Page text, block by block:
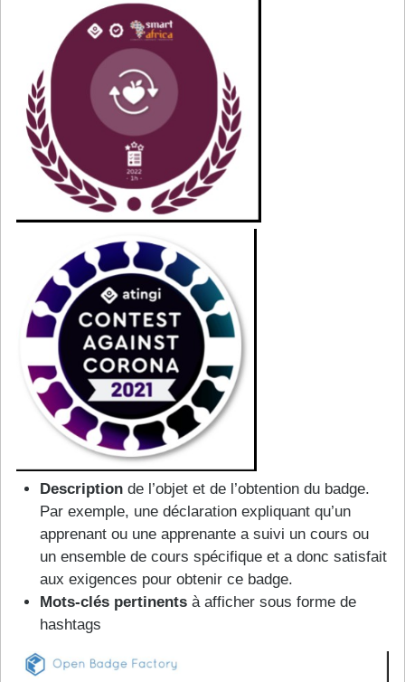
Descriptionde l’objet et de l’obtention du badge.
Par exemple, une déclaration expliquant qu’un
apprenant ou une apprenante a suivi un cours ou
un ensemble de cours spécifique et a donc satisfait
aux exigences pour obtenir ce badge.
Mots-clés pertinentsà afficher sous forme de
hashtags